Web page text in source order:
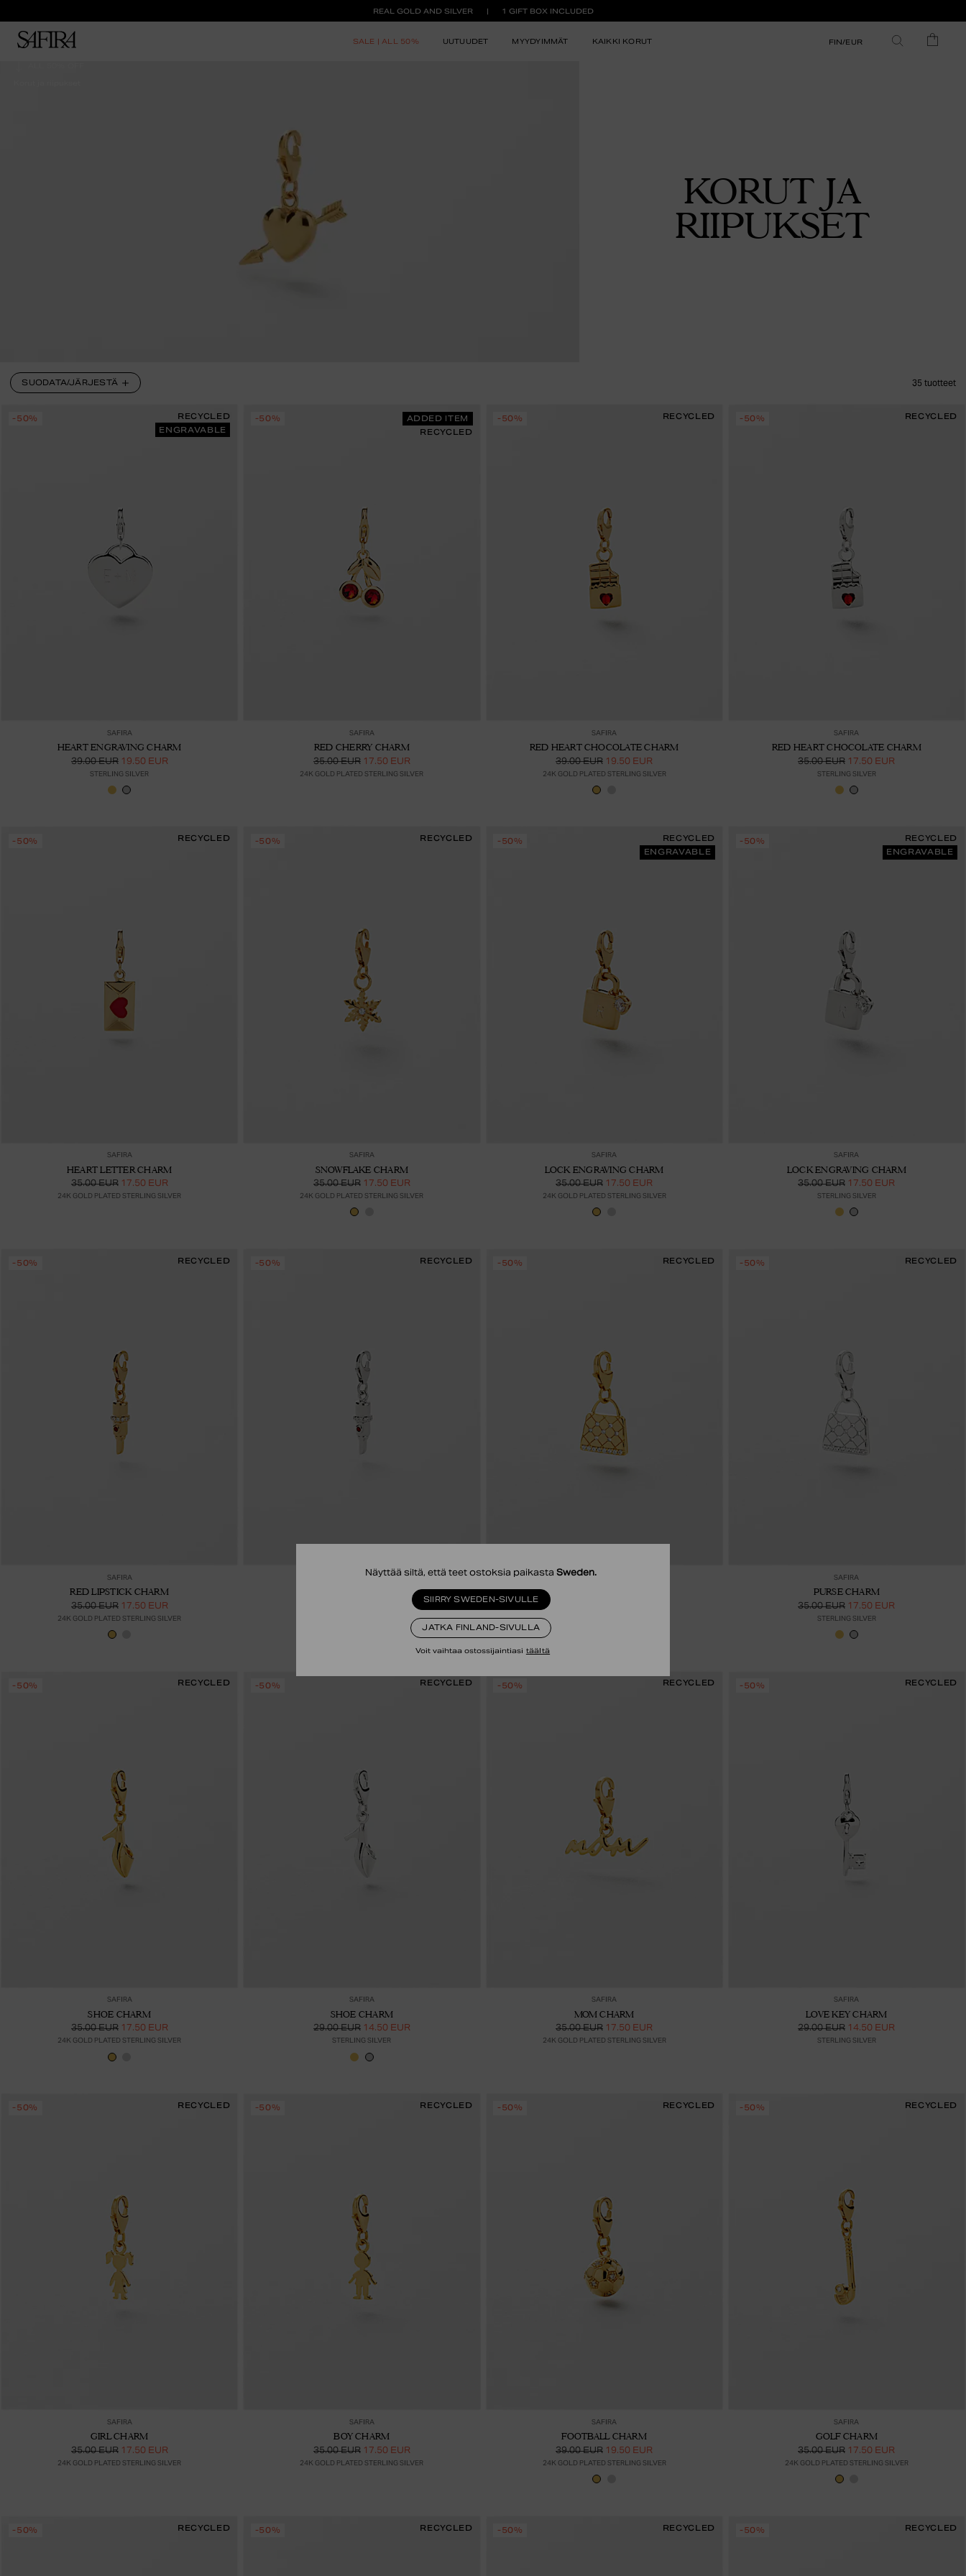
Näyttää siltä, että teet ostoksia paikasta Sweden.
SIIRRY SWEDEN-SIVULLE
JATKA FINLAND-SIVULLA
Voit vaihtaa ostossijaintiasi täältä
REAL GOLD AND SILVER 1 GIFT BOX INCLUDED
SALE | ALL 50% UUTUUDET MYYDYIMMÄT KAIKKI KORUT FIN/EUR
KORUT JA
RIIPUKSET
SUODATA/JÄRJESTÄ 35 tuotteet
-50%
RECYCLED
ENGRAVABLE
SAFIRA
HEART ENGRAVING CHARM
39.00 EUR 19.50 EUR
STERLING SILVER
-50%
ADDED ITEM
RECYCLED
SAFIRA
RED CHERRY CHARM
35.00 EUR 17.50 EUR
24K GOLD PLATED STERLING SILVER
-50% RECYCLED
SAFIRA
RED HEART CHOCOLATE CHARM
39.00 EUR 19.50 EUR
24K GOLD PLATED STERLING SILVER
-50% RECYCLED
SAFIRA
RED HEART CHOCOLATE CHARM
35.00 EUR 17.50 EUR
STERLING SILVER
-50% RECYCLED
SAFIRA
HEART LETTER CHARM
35.00 EUR 17.50 EUR
24K GOLD PLATED STERLING SILVER
-50% RECYCLED
SAFIRA
SNOWFLAKE CHARM
35.00 EUR 17.50 EUR
24K GOLD PLATED STERLING SILVER
-50%
RECYCLED
ENGRAVABLE
SAFIRA
LOCK ENGRAVING CHARM
35.00 EUR 17.50 EUR
24K GOLD PLATED STERLING SILVER
-50%
RECYCLED
ENGRAVABLE
SAFIRA
LOCK ENGRAVING CHARM
35.00 EUR 17.50 EUR
STERLING SILVER
-50% RECYCLED
SAFIRA
RED LIPSTICK CHARM
35.00 EUR 17.50 EUR
24K GOLD PLATED STERLING SILVER
-50% RECYCLED
SAFIRA
-50% RECYCLED
SAFIRA
24K GOLD PLATED STERLING SILVER
-50% RECYCLED
SAFIRA
PURSE CHARM
35.00 EUR 17.50 EUR
STERLING SILVER
-50% RECYCLED
SAFIRA
SHOE CHARM
35.00 EUR 17.50 EUR
24K GOLD PLATED STERLING SILVER
-50% RECYCLED
SAFIRA
SHOE CHARM
29.00 EUR 14.50 EUR
STERLING SILVER
-50% RECYCLED
SAFIRA
MOM CHARM
35.00 EUR 17.50 EUR
24K GOLD PLATED STERLING SILVER
-50% RECYCLED
SAFIRA
LOVE KEY CHARM
29.00 EUR 14.50 EUR
STERLING SILVER
-50% RECYCLED
SAFIRA
GIRL CHARM
35.00 EUR 17.50 EUR
24K GOLD PLATED STERLING SILVER
-50% RECYCLED
SAFIRA
BOY CHARM
35.00 EUR 17.50 EUR
24K GOLD PLATED STERLING SILVER
-50% RECYCLED
SAFIRA
FOOTBALL CHARM
39.00 EUR 19.50 EUR
24K GOLD PLATED STERLING SILVER
-50% RECYCLED
SAFIRA
GOLF CHARM
35.00 EUR 17.50 EUR
24K GOLD PLATED STERLING SILVER
-50% RECYCLED -50% RECYCLED -50% RECYCLED -50% RECYCLED